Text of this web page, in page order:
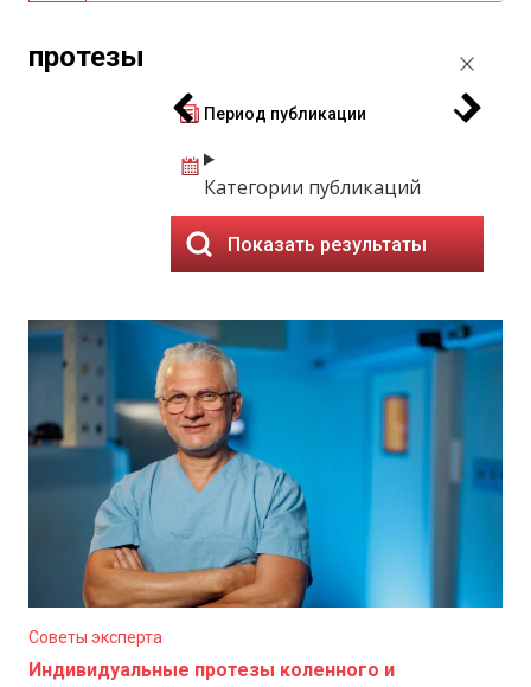
протезы
Период публикации
Категории публикаций
Показать результаты
Советы эксперта
Индивидуальные протезы коленного и